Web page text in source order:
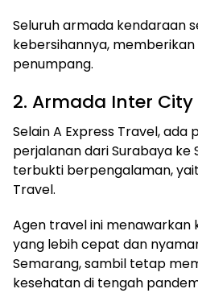
Seluruh armada kendaraan
kebersihannya,
penumpang.
2. Armada Inter City
Selain A Express Travel, ada
perjalanan dari Surabaya ke
terbukti berpengalaman,
Travel.
Agen travel ini menawarkan
yang lebih cepat dan
Semarang, sambil tetap
kesehatan di tengah